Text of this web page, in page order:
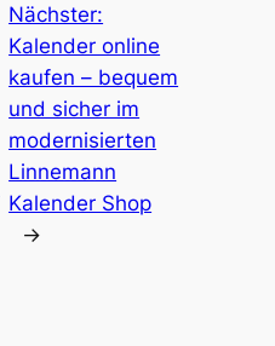
Nächster:
Kalender online
kaufen – bequem
und sicher im
modernisierten
Linnemann
Kalender Shop
→